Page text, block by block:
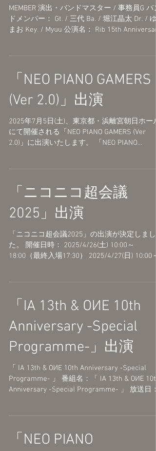
MEMBER 演出・バンドマスター / 事務員G バン
ドメンバー： Gt. / 三代 Ba. / 堀江晶太 Dr. / ゆー
まお Key. / Myuu 公演名： Rib 15th Anniversary
「NEO PIANO GAMERS
(Ver 2.0)」出演
2025年7月5日(土)、東京都・浜離宮朝日ホール
にて開催される「NEO PIANO GAMERS (Ver
2.0)」に出演いたします。 「NEO PIANO
「ニコニコ超会議
2025」出演
「ニコニコ超会議2025」の出演が決定しまし
た。 開催日時： 2025/4/26(土) 10:00～
18:00（最終入場17:30） 2025/4/27(日) 10:00～
「IA 13th & OИE 10th
Anniversary -Special
Programme-」出演
「 IA 13th & OИE 10th Anniversary -Special
Programme- 」 番組名：「 IA 13th & OИE 10th
Anniversary -Special Programme- 」 放送日：
「NEO PIANO